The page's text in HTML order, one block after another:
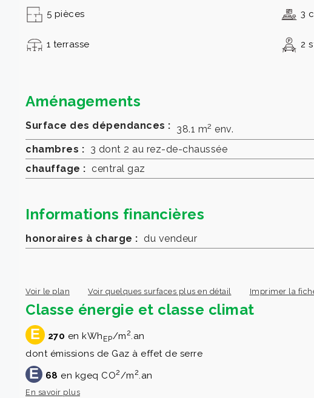
5 pièces 3
1 terrasse 2
Aménagements
Surface des dépendances : 38.1 m2 env.
chambres : 3 dont 2 au rez-de-chaussée
chauffage : central gaz
Informations financières
honoraires à charge : du vendeur
Voir le plan Voir quelques surfaces plus en détail Imprimer la
Classe énergie et classe climat
E 270 en kWh EP/m2.an
dont émissions de Gaz à effet de serre
E 68 en kgeq CO2/m2.an
En savoir plus